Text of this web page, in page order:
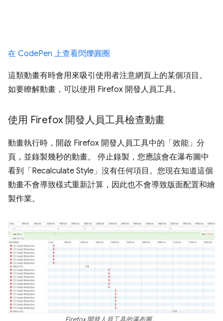
在 CodePen 上查看閃爍圓圈
這類動畫有時會用來吸引使用者注意網頁上的某個項目。
如要瞭解動畫，可以使用 Firefox 開發人員工具。
使用 Firefox 開發人員工具檢查動畫
動畫執行時，開啟 Firefox 開發人員工具中的「效能」分
頁，並錄製幾秒的動畫。 停止錄製，您應該會在瀑布圖中
看到「Recalculate Style」 沒有任何項目。您現在知道這個
動畫不會導致樣式重新計算，因此也不會導致版面配置和繪
製作業。